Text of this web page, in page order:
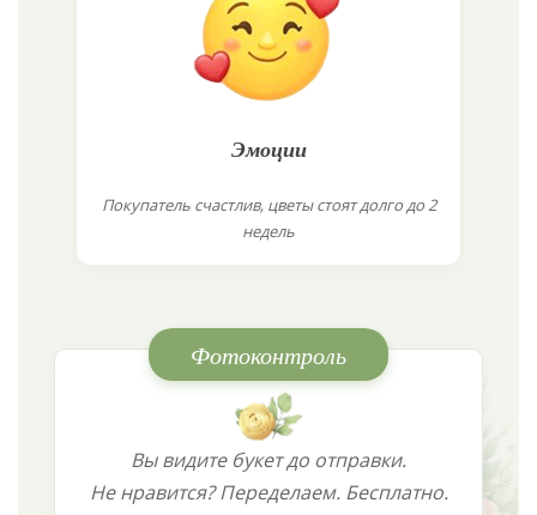
Эмоции
Покупатель счастлив, цветы стоят долго до 2
недель
Фотоконтроль
Вы видите букет до отправки.
Не нравится? Переделаем. Бесплатно.